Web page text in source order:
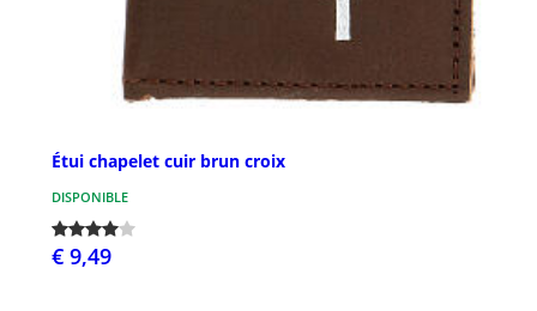
Étui chapelet cuir brun croix
DISPONIBLE
€ 9,49